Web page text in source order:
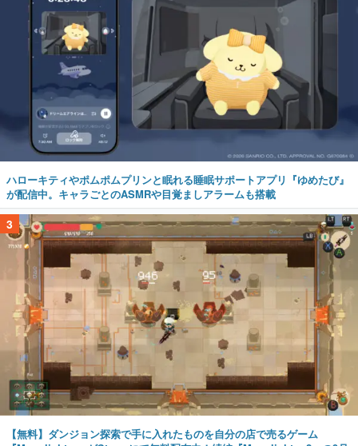
ハローキティやポムポムプリンと眠れる睡眠サポートアプリ『ゆめたび』
が配信中。キャラごとのASMRや目覚ましアラームも搭載
3
【無料】ダンジョン探索で手に入れたものを自分の店で売るゲーム